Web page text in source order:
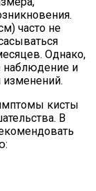
часто не
Однако,
наблюдение и
изменений.
кисты
В